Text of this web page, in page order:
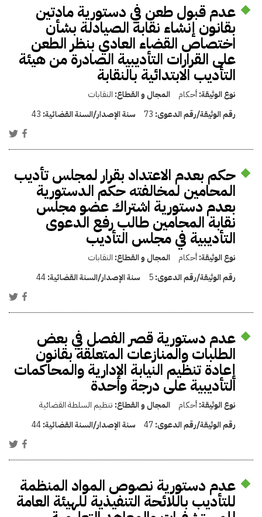
عدم قبول طعن في دستورية مادتين
بقانون إنشاء نقابة الصيادلة بشأن
اختصاص القضاء العادي بنظر الطعن
على القرارات التأديبية الصادرة من هيئة
التأديب الابتدائية بالنقابة
نوع الوثيقة:أحكام المجال و القطاع: النقابات
رقم الوثيقة/رقم الدعوى: 73 سنة الإصدار/السنة القضائية: 43
حكم بعدم الاعتداد بقرار لمجلس تأديب
المحامين لمخالفته حكم الدستورية
بعدم دستورية اشتراك عضو مجلس
نقابة المحامين طالب رفع الدعوى
التأديبية في مجلس التأديب
نوع الوثيقة:أحكام المجال و القطاع: النقابات
رقم الوثيقة/رقم الدعوى:5 سنة الإصدار/السنة القضائية:44
عدم دستورية قصر الفصل في بعض
الطلبات والمنازعات المتعلقة بقانون
إعادة تنظيم النيابة الإدارية والمحاكمات
التأديبية على درجة واحدة
نوع الوثيقة:أحكام المجال و القطاع: تنظيم السلطة القضائية
رقم الوثيقة/رقم الدعوى:47 سنة الإصدار/السنة القضائية:44
عدم دستورية نصوص المواد المنظمة
للتأديب باللائحة التنفيذية للهيئة العامة